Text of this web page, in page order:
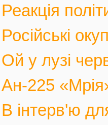
Реакція
Російські
Ой у лузі
Ан-225
В інтерв'ю